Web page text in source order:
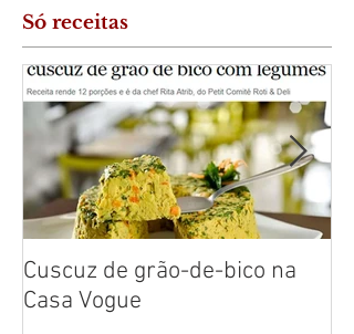
Só receitas
Cuscuz de grão-de-bico na
Casa Vogue